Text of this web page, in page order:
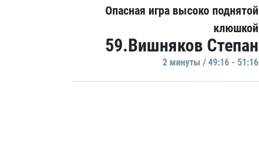
Опасная игра высоко поднятой
клюшкой
59.Вишняков Степан
2 минуты / 49:16 - 51:16